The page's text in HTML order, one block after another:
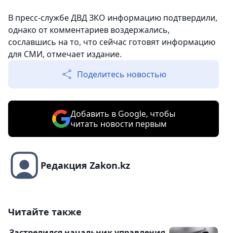
В пресс-службе ДВД ЗКО информацию подтвердили,
однако от комментариев воздержались,
сославшись на то, что сейчас готовят информацию
для СМИ, отмечает издание.
Поделитесь новостью
Добавить в Google, чтобы
читать новости первым
Редакция Zakon.kz
Читайте также